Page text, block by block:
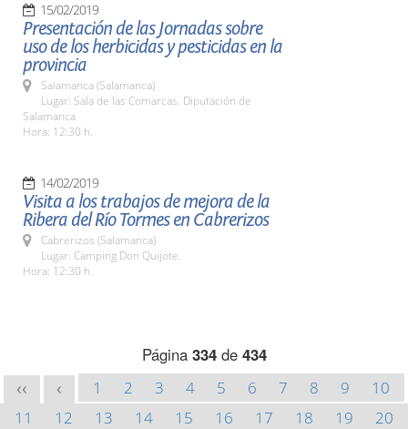
15/02/2019
Presentación de las Jornadas sobre
uso de los herbicidas y pesticidas en la
provincia
Salamanca (Salamanca)
Lugar: Sala de las Comarcas. Diputación de
Salamanca
Hora: 12:30 h.
14/02/2019
Visita a los trabajos de mejora de la
Ribera del Río Tormes en Cabrerizos
Cabrerizos (Salamanca)
Lugar: Camping Don Quijote.
Hora: 12:30 h.
Página 334de 434
<< < 1 2 3 4 5 6 7 8 9
10
11
12 13 14 15 16 17 18 19
20